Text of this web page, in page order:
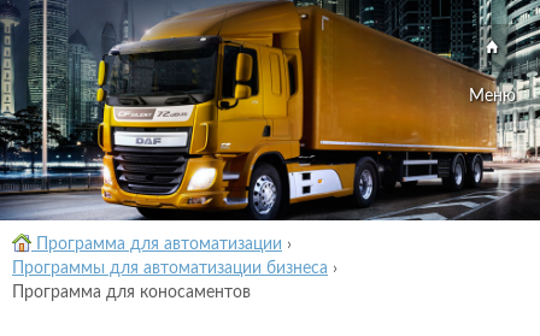
Меню
Программа для автоматизации ›
Программы для автоматизации бизнеса ›
Программа для коносаментов